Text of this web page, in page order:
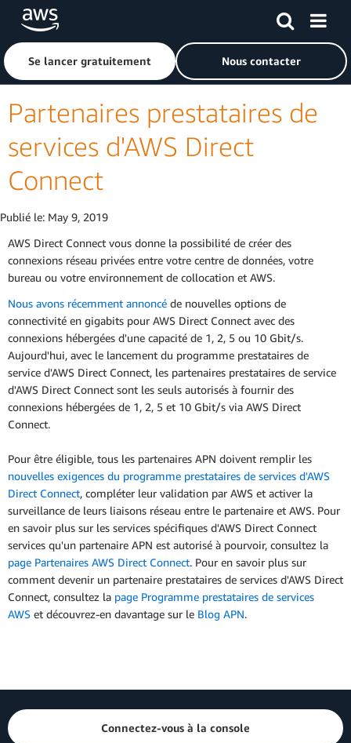
Passer au contenu principal
Cliquer ici pour revenir à la page d'accueil d'Amazon Web
Se lancer gratuitement Nous contacter
Partenaires prestataires de
services d'AWS Direct
Connect
Publié le: May 9, 2019
AWS Direct Connect vous donne la possibilité de créer des
connexions réseau privées entre votre centre de données, votre
bureau ou votre environnement de collocation et AWS.
Nous avons récemment annoncé de nouvelles options de
connectivité en gigabits pour AWS Direct Connect avec des
connexions hébergées d'une capacité de 1, 2, 5 ou 10 Gbit/s.
Aujourd'hui, avec le lancement du programme prestataires de
service d'AWS Direct Connect, les partenaires prestataires de service
d'AWS Direct Connect sont les seuls autorisés à fournir des
connexions hébergées de 1, 2, 5 et 10 Gbit/s via AWS Direct
Connect.
Pour être éligible, tous les partenaires APN doivent remplir les
nouvelles exigences du programme prestataires de services d'AWS
Direct Connect, compléter leur validation par AWS et activer la
surveillance de leurs liaisons réseau entre le partenaire et AWS. Pour
en savoir plus sur les services spécifiques d'AWS Direct Connect
services qu'un partenaire APN est autorisé à pourvoir, consultez la
page Partenaires AWS Direct Connect. Pour en savoir plus sur
comment devenir un partenaire prestataires de services d'AWS Direct
Connect, consultez la page Programme prestataires de services
AWS et découvrez-en davantage sur le Blog APN.
Connectez-vous à la console